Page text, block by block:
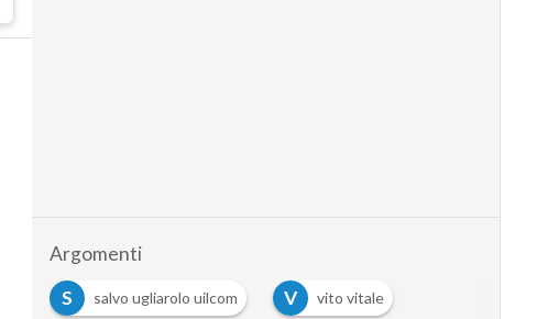
Argomenti
S
salvo ugliarolo uilcom V vito vitale